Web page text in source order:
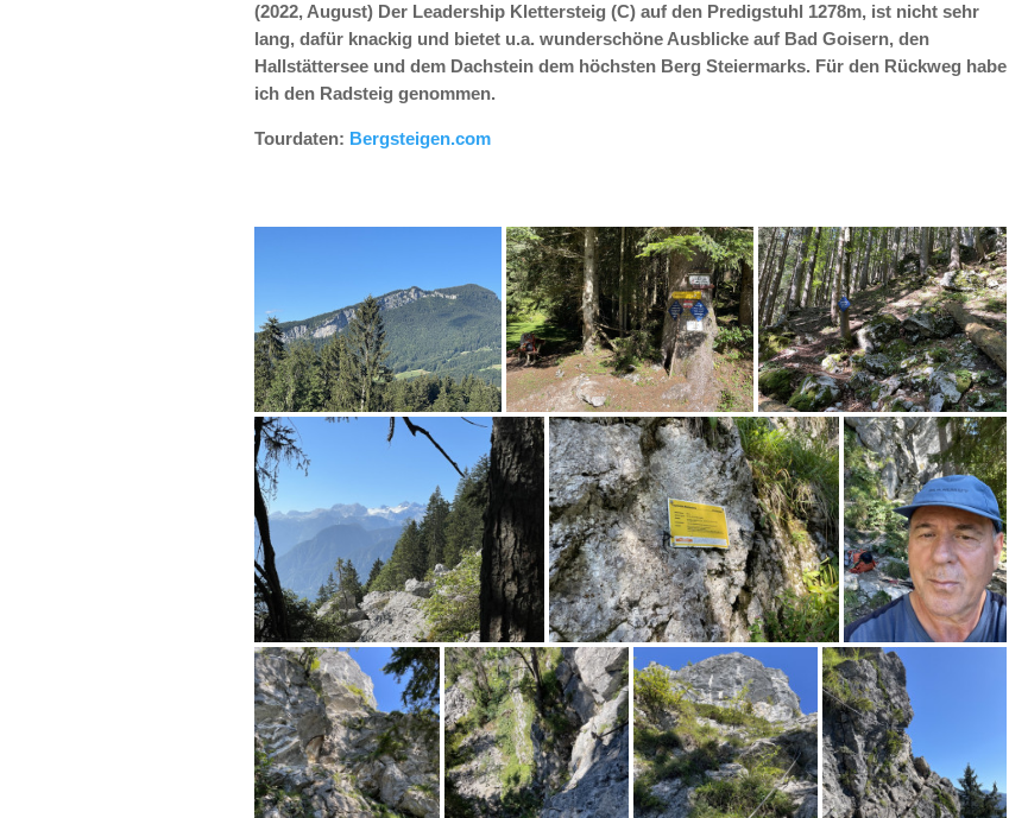
(2022, August) Der Leadership Klettersteig (C) auf den Predigstuhl 1278m, ist nicht sehr
lang, dafür knackig und bietet u.a. wunderschöne Ausblicke auf Bad Goisern, den
Hallstättersee und dem Dachstein dem höchsten Berg Steiermarks. Für den Rückweg habe
ich den Radsteig genommen.
Tourdaten: Bergsteigen.com